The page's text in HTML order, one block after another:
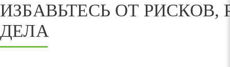
ИЗБАВЬТЕСЬ ОТ
ДЕЛА